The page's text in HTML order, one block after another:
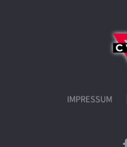
IMPRESSUM